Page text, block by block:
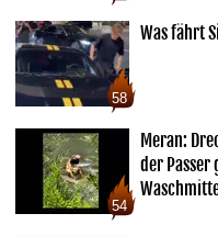
58
Was fährt
54
Meran:
der Passer